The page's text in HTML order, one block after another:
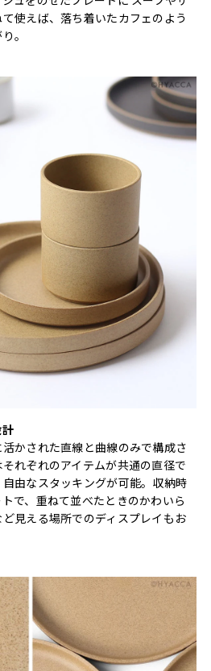
使えば、落ち着いたカフェのよう
。
かされた直線と曲線のみで構成さ
れぞれのアイテムが共通の直径で
由なスタッキングが可能。収納時
で、重ねて並べたときのかわいら
見える場所でのディスプレイもお